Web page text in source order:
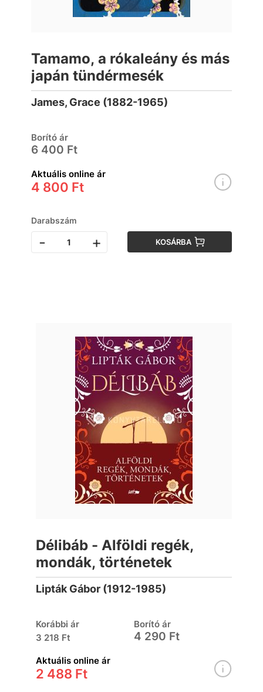
Tamamo, a rókaleány és más
japán tündérmesék
James, Grace (1882-1965)
Borító ár
6 400 Ft
Aktuális online ár
4 800 Ft
Darabszám
- + KOSÁRBA
Délibáb - Alföldi regék,
mondák, történetek
Lipták Gábor (1912-1985)
Korábbi ár
3 218 Ft
Borító ár
4 290 Ft
Aktuális online ár
2 488 Ft